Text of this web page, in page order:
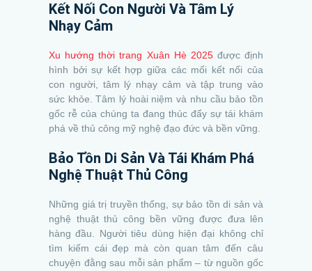
Kết Nối Con Người Và Tâm Lý
Nhạy Cảm
Xu hướng thời trang Xuân Hè 2025được định
hình bởi sự kết hợp giữa các mối kết nối của
con người, tâm lý nhạy cảm và tập trung vào
sức khỏe. Tâm lý hoài niệm và nhu cầu bảo tồn
gốc rễ của chúng ta đang thúc đẩy sự tái khám
phá về thủ công mỹ nghệ đạo đức và bền vững.
Bảo Tồn Di Sản Và Tái Khám Phá
Nghệ Thuật Thủ Công
Những giá trị truyền thống, sự bảo tồn di sản và
nghệ thuật thủ công bền vững được đưa lên
hàng đầu. Người tiêu dùng hiện đại không chỉ
tìm kiếm cái đẹp mà còn quan tâm đến câu
chuyện đằng sau mỗi sản phẩm – từ nguồn gốc